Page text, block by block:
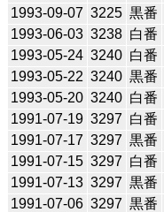
1993-09-07 3225 黒番
1993-06-03 3238 白番
1993-05-24 3240 白番
1993-05-22 3240 黒番
1993-05-20 3240 白番
1991-07-19 3297 白番
1991-07-17 3297 黒番
1991-07-15 3297 白番
1991-07-13 3297 黒番
1991-07-06 3297 黒番